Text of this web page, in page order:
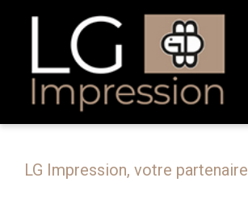
LG Impression, votre partenaire